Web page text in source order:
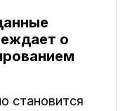
о
становится